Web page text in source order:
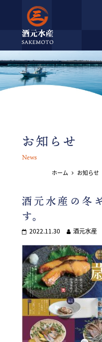
酒元水産
お知らせ
ホーム お知らせ
酒元水産の冬
す。
2022.11.30 酒元水産